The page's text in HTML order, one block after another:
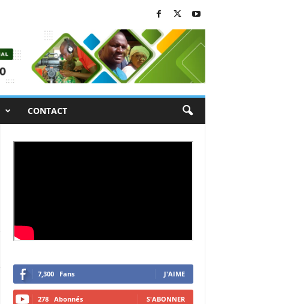
CONTACT
7,300 Fans J'AIME
278 Abonnés S'ABONNER